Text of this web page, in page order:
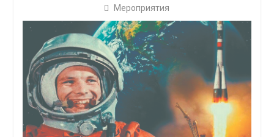
Мероприятия